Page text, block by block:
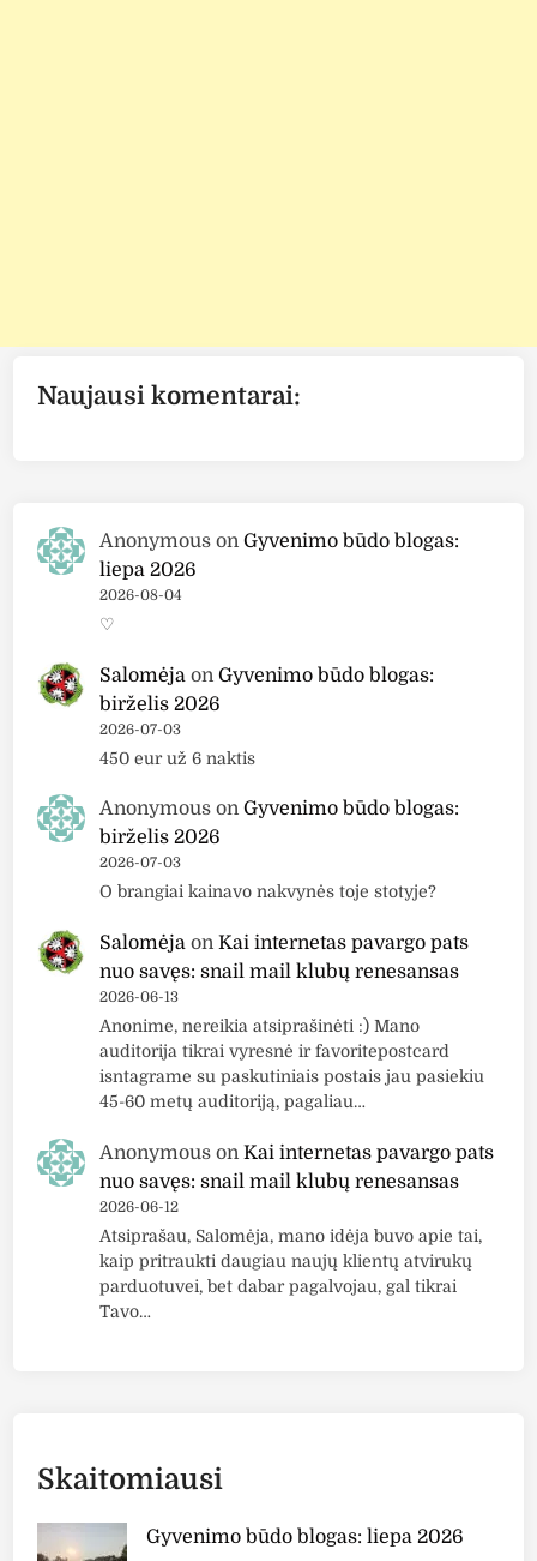
Naujausi komentarai:
Anonymous onGyvenimo būdo blogas:
liepa 2026
2026-08-04
♡
Salomėja onGyvenimo būdo blogas:
birželis 2026
2026-07-03
450 eur už 6 naktis
Anonymous onGyvenimo būdo blogas:
birželis 2026
2026-07-03
O brangiai kainavo nakvynės toje stotyje?
Salomėja onKai internetas pavargo pats
nuo savęs: snail mail klubų renesansas
2026-06-13
Anonime, nereikia atsiprašinėti :) Mano
auditorija tikrai vyresnė ir favoritepostcard
isntagrame su paskutiniais postais jau pasiekiu
45-60 metų auditoriją, pagaliau…
Anonymous onKai internetas pavargo pats
nuo savęs: snail mail klubų renesansas
2026-06-12
Atsiprašau, Salomėja, mano idėja buvo apie tai,
kaip pritraukti daugiau naujų klientų atvirukų
parduotuvei, bet dabar pagalvojau, gal tikrai
Tavo…
Skaitomiausi
Gyvenimo būdo blogas: liepa 2026